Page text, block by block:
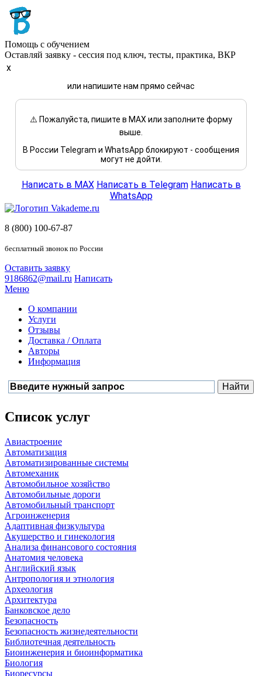
Помощь с обучением
Оставляй заявку - сессия под ключ, тесты, практика, ВКР
x
или напишите нам прямо сейчас
⚠️ Пожалуйста, пишите в MAX или заполните форму
выше.
В России Telegram и WhatsApp блокируют - сообщения
могут не дойти.
Написать в MAX Написать в Telegram Написать в
WhatsApp
8 (800) 100-67-87
бесплатный звонок по России
Оставить заявку
9186862@mail.ru Написать
Меню
О компании
Услуги
Отзывы
Доставка / Оплата
Авторы
Информация
Список услуг
Авиастроение
Автоматизация
Автоматизированные системы
Автомеханик
Автомобильное хозяйство
Автомобильные дороги
Автомобильный транспорт
Агроинженерия
Адаптивная физкультура
Акушерство и гинекология
Анализа финансового состояния
Анатомия человека
Английский язык
Антропология и этнология
Археология
Архитектура
Банковское дело
Безопасность
Безопасность жизнедеятельности
Библиотечная деятельность
Биоинженерия и биоинформатика
Биология
Биоресурсы